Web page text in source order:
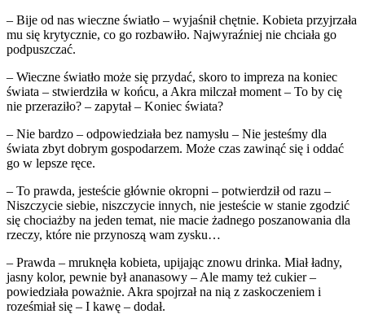
– Bije od nas wieczne światło – wyjaśnił chętnie. Kobieta przyjrzała
mu się krytycznie, co go rozbawiło. Najwyraźniej nie chciała go
podpuszczać.
– Wieczne światło może się przydać, skoro to impreza na koniec
świata – stwierdziła w końcu, a Akra milczał moment – To by cię
nie przeraziło? – zapytał – Koniec świata?
– Nie bardzo – odpowiedziała bez namysłu – Nie jesteśmy dla
świata zbyt dobrym gospodarzem. Może czas zawinąć się i oddać
go w lepsze ręce.
– To prawda, jesteście głównie okropni – potwierdził od razu –
Niszczycie siebie, niszczycie innych, nie jesteście w stanie zgodzić
się chociażby na jeden temat, nie macie żadnego poszanowania dla
rzeczy, które nie przynoszą wam zysku…
– Prawda – mruknęła kobieta, upijając znowu drinka. Miał ładny,
jasny kolor, pewnie był ananasowy – Ale mamy też cukier –
powiedziała poważnie. Akra spojrzał na nią z zaskoczeniem i
roześmiał się – I kawę – dodał.